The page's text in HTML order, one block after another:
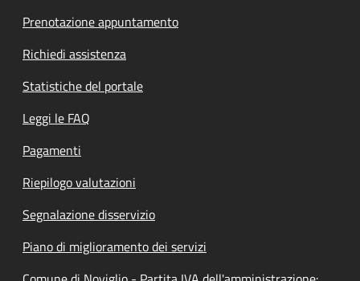
Prenotazione appuntamento
Richiedi assistenza
Statistiche del portale
Leggi le FAQ
Pagamenti
Riepilogo valutazioni
Segnalazione disservizio
Piano di miglioramento dei servizi